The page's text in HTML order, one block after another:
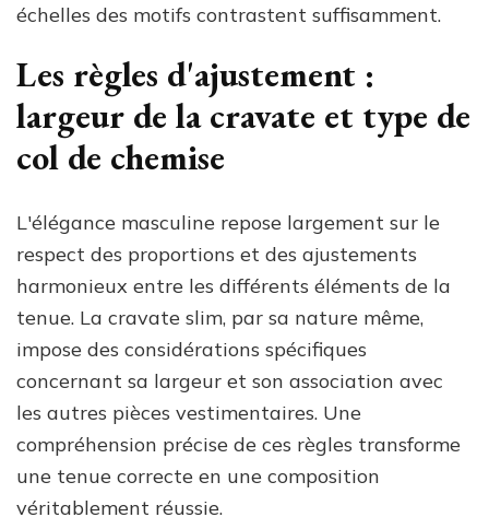
échelles des motifs contrastent suffisamment.
Les règles d'ajustement :
largeur de la cravate et type de
col de chemise
L'élégance masculine repose largement sur le
respect des proportions et des ajustements
harmonieux entre les différents éléments de la
tenue. La cravate slim, par sa nature même,
impose des considérations spécifiques
concernant sa largeur et son association avec
les autres pièces vestimentaires. Une
compréhension précise de ces règles transforme
une tenue correcte en une composition
véritablement réussie.